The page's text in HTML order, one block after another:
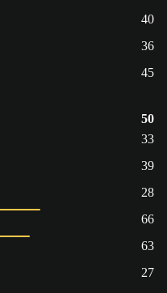
40
36
45
50
33
39
28
66
63
27